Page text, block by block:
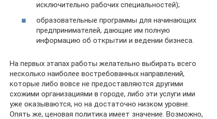
исключительно рабочих специальностей);
образовательные программы для начинающих
предпринимателей, дающие им полную
информацию об открытии и ведении бизнеса.
На первых этапах работы желательно выбирать всего
несколько наиболее востребованных направлений,
которые либо вовсе не предоставляются другими
схожими организациями в городе, либо эти услуги ими
уже оказываются, но на достаточно низком уровне.
Опять же, ценовая политика имеет значение. Возможно,